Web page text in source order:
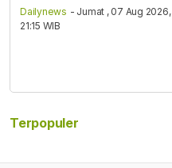
Dailynews - Jumat , 07 Aug 2026,
21:15 WIB
Terpopuler